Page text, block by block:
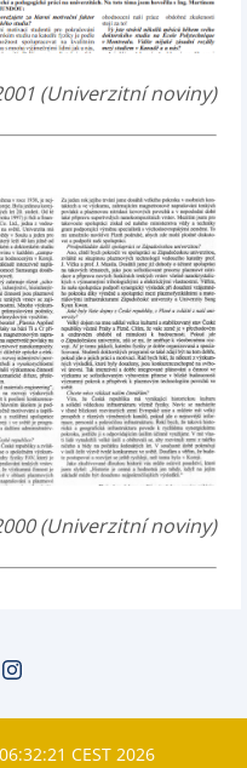
(Univerzitní noviny)
(Univerzitní noviny)
CEST 2026